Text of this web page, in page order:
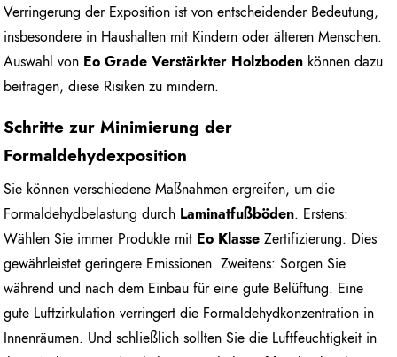
Verringerung der Exposition ist von entscheidender Bedeutung,
insbesondere in Haushalten mit Kindern oder älteren Menschen.
Auswahl von Eo Grade Verstärkter Holzboden können dazu
beitragen, diese Risiken zu mindern.
Schritte zur Minimierung der
Formaldehydexposition
Sie können verschiedene Maßnahmen ergreifen, um die
Formaldehydbelastung durch Laminatfußböden. Erstens:
Wählen Sie immer Produkte mit Eo Klasse Zertifizierung. Dies
gewährleistet geringere Emissionen. Zweitens: Sorgen Sie
während und nach dem Einbau für eine gute Belüftung. Eine
gute Luftzirkulation verringert die Formaldehydkonzentration in
Innenräumen. Und schließlich sollten Sie die Luftfeuchtigkeit in